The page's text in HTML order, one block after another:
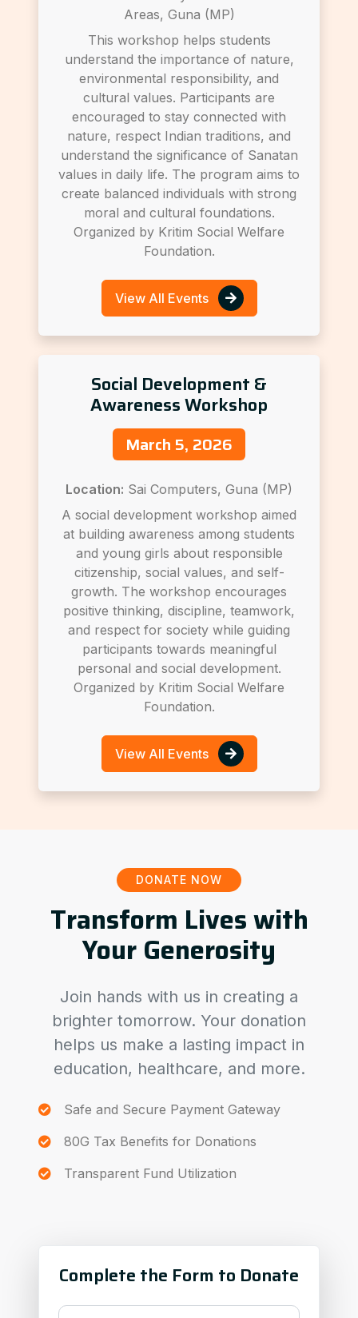
Areas, Guna (MP)
This workshop helps students
understand the importance of nature,
environmental responsibility, and
cultural values. Participants are
encouraged to stay connected with
nature, respect Indian traditions, and
understand the significance of Sanatan
values in daily life. The program aims to
create balanced individuals with strong
moral and cultural foundations.
Organized by Kritim Social Welfare
Foundation.
View All Events
Social Development &
Awareness Workshop
March 5, 2026
Location: Sai Computers, Guna (MP)
A social development workshop aimed
at building awareness among students
and young girls about responsible
citizenship, social values, and self-
growth. The workshop encourages
positive thinking, discipline, teamwork,
and respect for society while guiding
participants towards meaningful
personal and social development.
Organized by Kritim Social Welfare
Foundation.
View All Events
DONATE NOW
Transform Lives with
Your Generosity
Join hands with us in creating a
brighter tomorrow. Your donation
helps us make a lasting impact in
education, healthcare, and more.
Safe and Secure Payment Gateway
80G Tax Benefits for Donations
Transparent Fund Utilization
Complete the Form to Donate